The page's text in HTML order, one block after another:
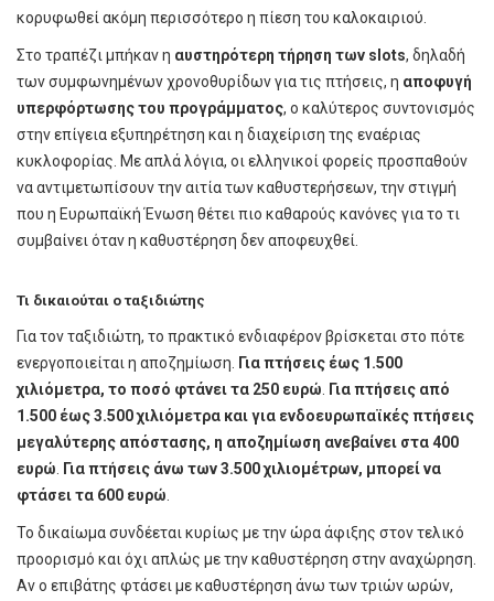
κορυφωθεί ακόμη περισσότερο η πίεση του καλοκαιριού.
Στο τραπέζι μπήκαν η αυστηρότερη τήρηση των slots, δηλαδή
των συμφωνημένων χρονοθυρίδων για τις πτήσεις, η αποφυγή
υπερφόρτωσης του προγράμματος, ο καλύτερος συντονισμός
στην επίγεια εξυπηρέτηση και η διαχείριση της εναέριας
κυκλοφορίας. Με απλά λόγια, οι ελληνικοί φορείς προσπαθούν
να αντιμετωπίσουν την αιτία των καθυστερήσεων, την στιγμή
που η Ευρωπαϊκή Ένωση θέτει πιο καθαρούς κανόνες για το τι
συμβαίνει όταν η καθυστέρηση δεν αποφευχθεί.
Τι δικαιούται ο ταξιδιώτης
Για τον ταξιδιώτη, το πρακτικό ενδιαφέρον βρίσκεται στο πότε
ενεργοποιείται η αποζημίωση.
Για πτήσεις έως 1.500
χιλιόμετρα, το ποσό φτάνει τα 250 ευρώ
Για πτήσεις από
1.500 έως 3.500 χιλιόμετρα και για ενδοευρωπαϊκές πτήσεις
μεγαλύτερης απόστασης, η αποζημίωση ανεβαίνει στα 400
ευρώ
Για πτήσεις άνω των 3.500 χιλιομέτρων, μπορεί να
φτάσει τα 600 ευρώ
Το δικαίωμα συνδέεται κυρίως με την ώρα άφιξης στον τελικό
προορισμό και όχι απλώς με την καθυστέρηση στην αναχώρηση.
Αν ο επιβάτης φτάσει με καθυστέρηση άνω των τριών ωρών,